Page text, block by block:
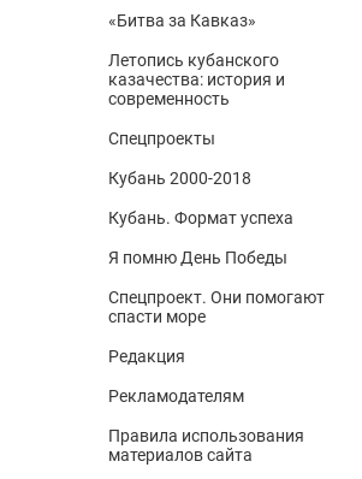
«Битва за Кавказ»
Летопись кубанского
казачества: история и
современность
Спецпроекты
Кубань 2000-2018
Кубань. Формат успеха
Я помню День Победы
Спецпроект. Они помогают
спасти море
Редакция
Рекламодателям
Правила использования
материалов сайта